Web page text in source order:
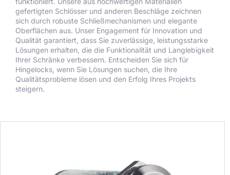
gefertigten Schlösser und anderen Beschläge zeichnen
sich durch robuste Schließmechanismen und elegante
Oberflächen aus. Unser Engagement für Innovation und
Qualität garantiert, dass Sie zuverlässige, leistungsstarke
Lösungen erhalten, die die Funktionalität und Langlebigkeit
Ihrer Schränke verbessern. Entscheiden Sie sich für
Hingelocks, wenn Sie Lösungen suchen, die Ihre
Qualitätsprobleme lösen und den Erfolg Ihres Projekts
steigern.